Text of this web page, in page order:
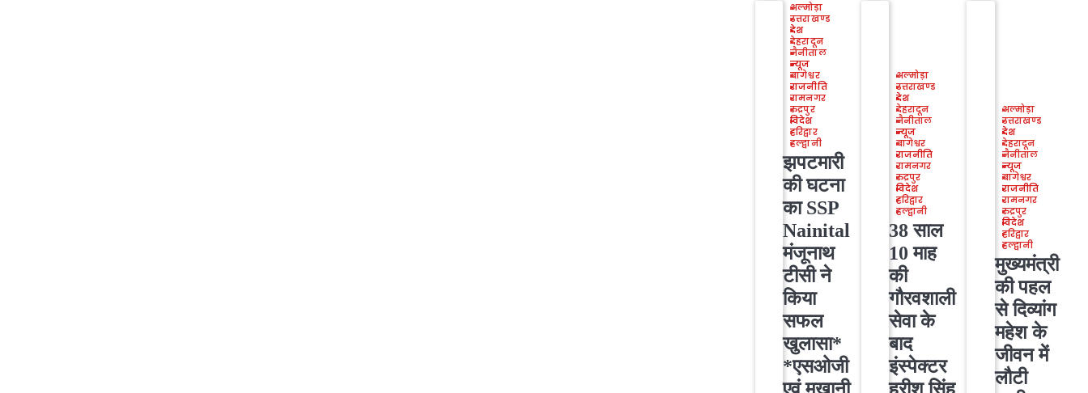
अल्मोड़ा
उत्तराखण्ड
देश
देहरादून
नैनीताल
न्यूज
बागेश्वर
राजनीति
रामनगर
रुद्रपुर
विदेश
हरिद्वार
हल्द्वानी
झपटमारी
की घटना
का SSP
Nainital
मंजूनाथ
टीसी ने
किया
सफल
खुलासा*
*एसओजी
अल्मोड़ा
उत्तराखण्ड
देश
देहरादून
नैनीताल
न्यूज
बागेश्वर
राजनीति
रामनगर
रुद्रपुर
विदेश
हरिद्वार
हल्द्वानी
38 साल
10 माह
की
गौरवशाली
सेवा के
बाद
इंस्पेक्टर
अल्मोड़ा
उत्तराखण्ड
देश
देहरादून
नैनीताल
न्यूज
बागेश्वर
राजनीति
रामनगर
रुद्रपुर
विदेश
हरिद्वार
हल्द्वानी
मुख्यमंत्री
की पहल
से दिव्यांग
महेश के
जीवन में
लौटी